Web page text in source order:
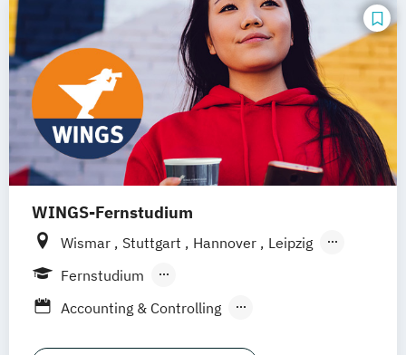
WINGS-Fernstudium
Wismar Stuttgart Hannover
Leipzig
Frankfurt am Main
Nürnberg
Fernstudium
Berufsbegleitendes Präsenzstudium
Accounting & Controlling